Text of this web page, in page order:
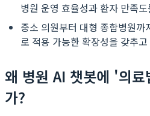
병원 운영 효율성과 환자 만족
중소 의원부터 대형 종합병원
로 적용 가능한 확장성을 갖추
왜 병원 AI 챗봇에 '의
가?